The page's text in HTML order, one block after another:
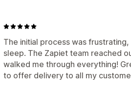
The initial process was
sleep. The Zapiet team reached
walked me through everything!
to offer delivery to all my